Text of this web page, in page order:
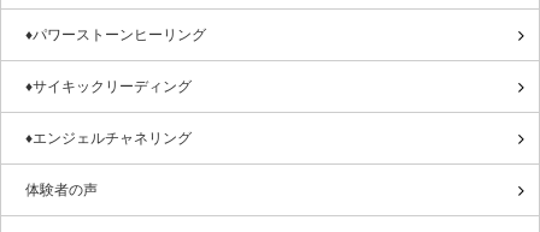
♦パワーストーンヒーリング
♦サイキックリーディング
♦エンジェルチャネリング
体験者の声